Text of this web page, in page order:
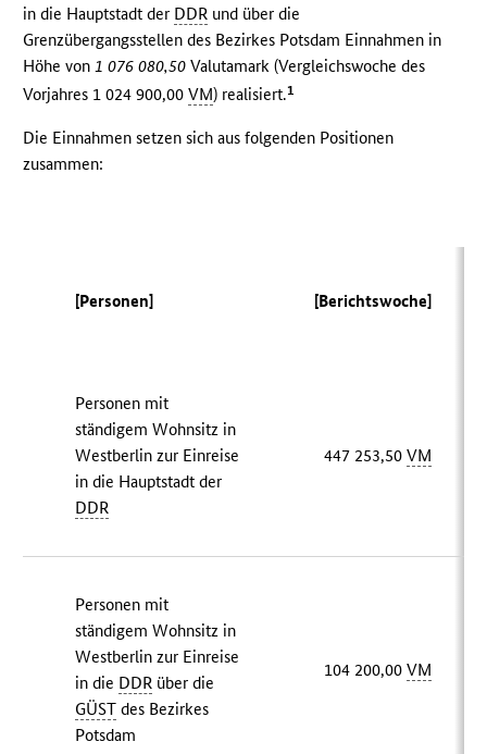
in die Hauptstadt der DDR und über die
Grenzübergangsstellen des Bezirkes Potsdam Einnahmen in
Höhe von1 076 080,50 Valutamark (Vergleichswoche des
Vorjahres 1 024 900,00VM) realisiert.1
Die Einnahmen setzen sich aus folgenden Positionen
zusammen:
[Personen] [Berichtswoche]
Personen mit
ständigem Wohnsitz in
Westberlin zur Einreise
in die Hauptstadt der
DDR
447 253,50VM
Personen mit
ständigem Wohnsitz in
Westberlin zur Einreise
in die DDR über die
GÜST des Bezirkes
Potsdam
104 200,00VM